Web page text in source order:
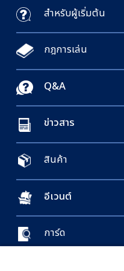
สำหรับผู้เริ่มต้น
กฎการเล่น
Q&A
ข่าวสาร
สินค้า
อีเวนต์
การ์ด